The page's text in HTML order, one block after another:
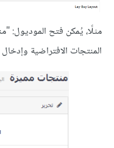
مثلًا، يُمكن فتح الموديول:
المنتجات الافتراضية